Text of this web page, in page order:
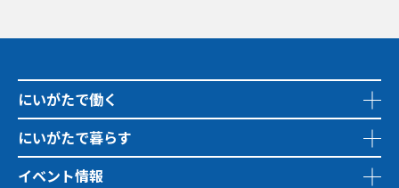
にいがたで働く
にいがたで暮らす
イベント情報